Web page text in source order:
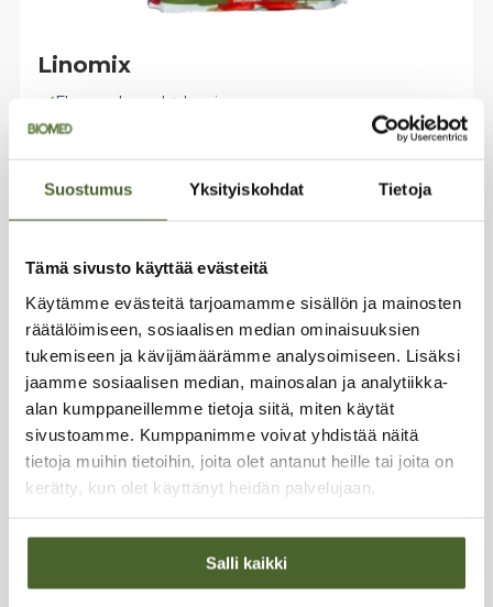
Suostumus Yksityiskohdat Tietoja
Tämä sivusto käyttää evästeitä
Käytämme evästeitä tarjoamamme sisällön ja mainosten
räätälöimiseen, sosiaalisen median ominaisuuksien
tukemiseen ja kävijämäärämme analysoimiseen. Lisäksi
jaamme sosiaalisen median, mainosalan ja analytiikka-
alan kumppaneillemme tietoja siitä, miten käytät
sivustoamme. Kumppanimme voivat yhdistää näitä
tietoja muihin tietoihin, joita olet antanut heille tai joita on
kerätty, kun olet käyttänyt heidän palvelujaan.
Salli kaikki
Flaxseed meal + berries
Rich in fiber (37%)
100 % Finnish
Linomix
24,49€
Factory & Warehouse:Sirrikuja 4 D,
Office:Sirrikuja 4 A (3rd floor)